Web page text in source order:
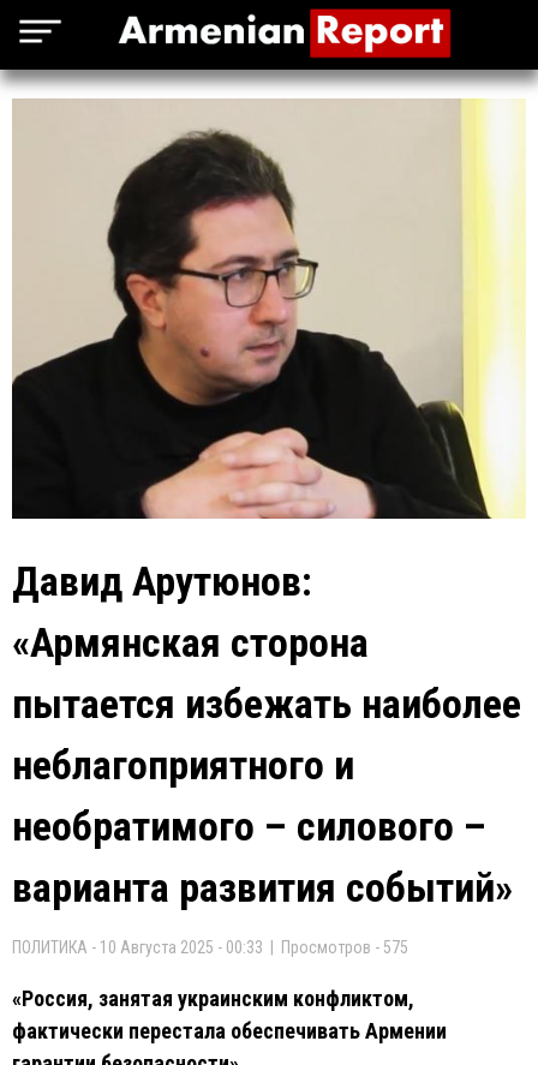
Давид Арутюнов:
«Армянская сторона
пытается избежать наиболее
неблагоприятного и
необратимого – силового –
варианта развития событий»
ПОЛИТИКА - 10 Августа 2025 - 00:33 | Просмотров - 575
«Россия, занятая украинским конфликтом,
фактически перестала обеспечивать Армении